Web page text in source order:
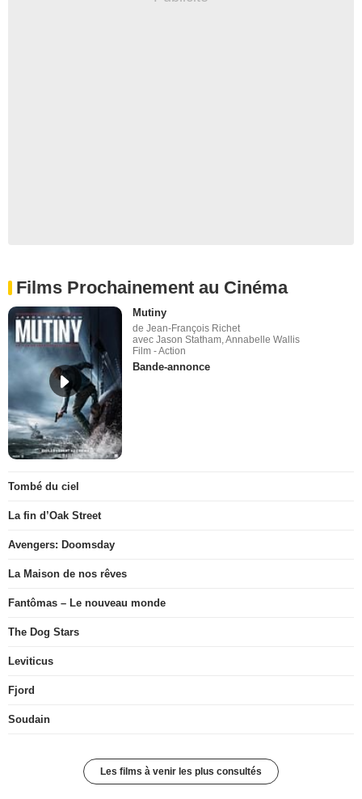
Films Prochainement au Cinéma
Mutiny
de Jean-François Richet
avec Jason Statham, Annabelle Wallis
Film - Action
Bande-annonce
Tombé du ciel
La fin d’Oak Street
Avengers: Doomsday
La Maison de nos rêves
Fantômas – Le nouveau monde
The Dog Stars
Leviticus
Fjord
Soudain
Les films à venir les plus consultés